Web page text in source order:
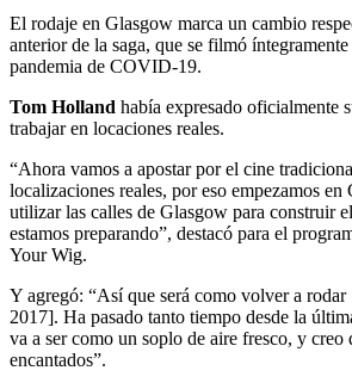
El rodaje en Glasgow marca un cambio
anterior de la saga, que se filmó
pandemia de COVID-19.
Tom Holland había expresado oficialmente
trabajar en locaciones reales.
“Ahora vamos a apostar por el cine
localizaciones reales, por eso empezamos
utilizar las calles de Glasgow para construir
estamos preparando”, destacó para el
Your Wig.
Y agregó: “Así que será como volver a
2017]. Ha pasado tanto tiempo desde la
va a ser como un soplo de aire fresco, y creo
encantados”.